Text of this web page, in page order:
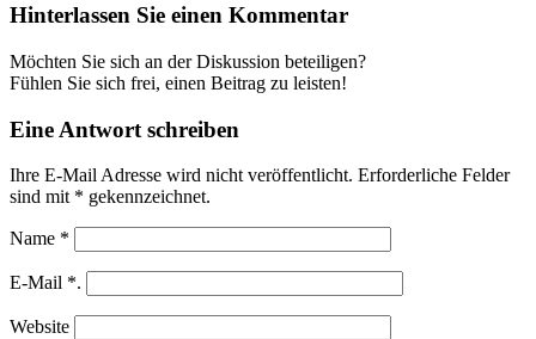
Hinterlassen Sie einen Kommentar
Möchten Sie sich an der Diskussion beteiligen?
Fühlen Sie sich frei, einen Beitrag zu leisten!
Eine Antwort schreiben
Ihre E-Mail Adresse wird nicht veröffentlicht. Erforderliche Felder
sind mit * gekennzeichnet.
Name *
E-Mail *.
Website